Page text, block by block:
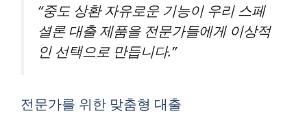
“중도 상환 자유로운 기능이 우리 스페
셜론 대출 제품을 전문가들에게 이상적
인 선택으로 만듭니다.”
전문가를 위한 맞춤형 대출